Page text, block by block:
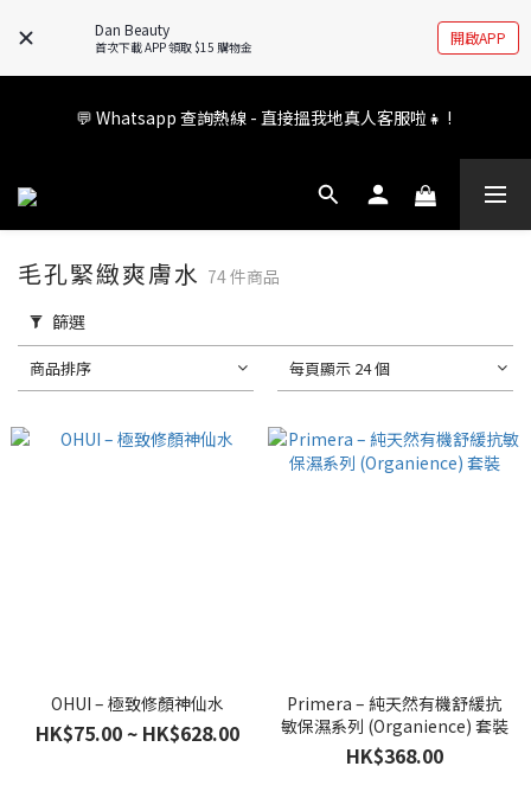
Dan Beauty
首次下載 APP 領取 $15 購物金 開啟APP
🚧全新 Dan Beauty 平台不停更新中，如有任何查詢歡迎前往
FB/IG 了解更多!
💬 Whatsapp 查詢熱線 - 直接搵我地真人客服啦👧 !
會員權益升級中✨ 新福利即將公布💝敬請期待2026!
毛孔緊緻爽膚水 74 件商品
篩選
商品排序 每頁顯示 24 個
OHUI – 極致修顏神仙水
HK$75.00 ~ HK$628.00
Primera – 純天然有機舒緩抗
敏保濕系列 (Organience) 套裝
HK$368.00